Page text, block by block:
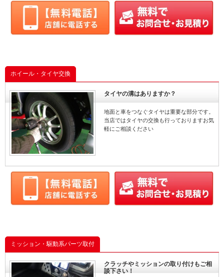
ホイール・タイヤ交換
タイヤの溝はありますか？
地面と車をつなぐタイヤは重要な部分です。
当店ではタイヤの交換も行っておりますお気
軽にご相談ください
ミッション・駆動系パーツ取付
クラッチやミッションの取り付けもご相
談下さい！